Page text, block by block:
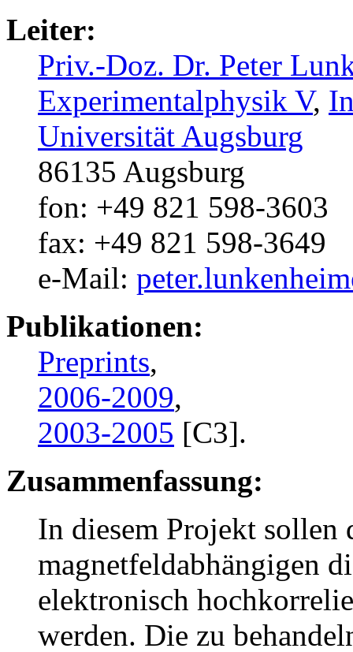
Leiter:
Priv.-Doz. Dr. Peter
Experimentalphysik V,
Universität Augsburg
86135 Augsburg
fon: +49 821 598-3603
fax: +49 821 598-3649
e-Mail:
Publikationen:
Preprints,
2006-2009,
2003-2005 [C3].
Zusammenfassung:
In diesem Projekt sollen
magnetfeldabhängigen
elektronisch
werden. Die zu